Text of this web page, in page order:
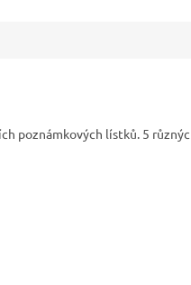
poznámkových lístků. 5